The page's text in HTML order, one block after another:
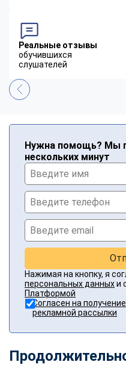
Реальные отзывы
обучившихся
слушателей
Нужна помощь? Мы
нескольких минут
Нажимая на кнопку, я
персональных данныхи
Платформой
Согласен на
рекламной рассылки